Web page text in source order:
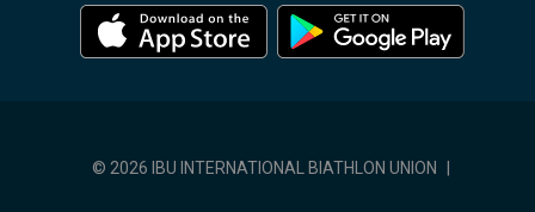
© 2026 IBU INTERNATIONAL BIATHLON UNION |